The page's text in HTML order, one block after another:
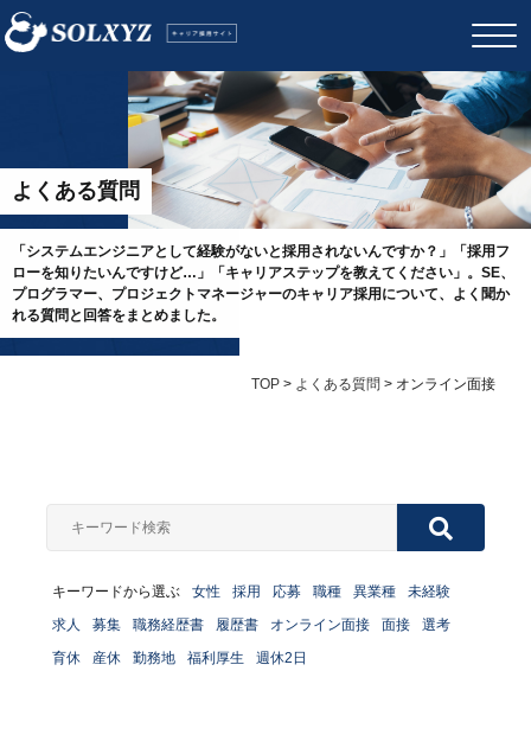
よくある質問
「システムエンジニアとして経験がないと採用されないんですか？」「採用フ
ローを知りたいんですけど…」「キャリアステップを教えてください」。SE、
プログラマー、プロジェクトマネージャーのキャリア採用について、よく聞か
れる質問と回答をまとめました。
TOP > よくある質問 > オンライン面接
キーワードから選ぶ 女性 採用 応募 職種 異業種
未経験
求人
募集 職務経歴書 履歴書 オンライン面接 面接
選考
育休
産休 勤務地 福利厚生 週休2日